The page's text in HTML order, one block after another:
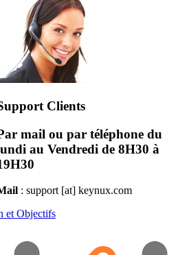
Clients
mail ou par téléphone du
au Vendredi de 8H30 à
: support [at] keynux.com
et Objectifs